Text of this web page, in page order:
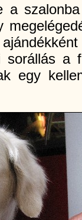
a
sorállás a
egy